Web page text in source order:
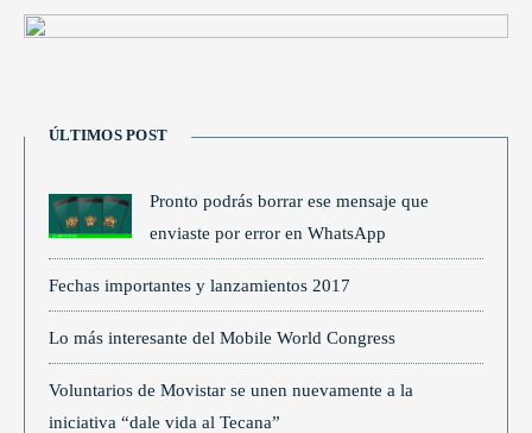
ÚLTIMOS POST
Pronto podrás borrar ese mensaje que
enviaste por error en WhatsApp
Fechas importantes y lanzamientos 2017
Lo más interesante del Mobile World Congress
Voluntarios de Movistar se unen nuevamente a la
iniciativa “dale vida al Tecana”